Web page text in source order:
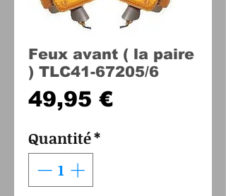
Feux avant ( la paire
) TLC41-67205/6
49,95 €Prix
Quantité*